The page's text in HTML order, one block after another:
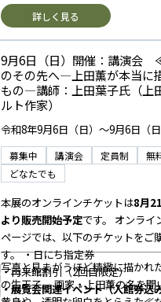
□チケットは「入館券＋図録付き
券付き参加券）（一般／学生）
向けの「図録付き参加券のみ」「
ございます。ご購入の際はお間違
注意ください。
□第2回目（9月19日）のみ、「図
と「図録なし参加券」をご用意し
日朝9時を過ぎますとご購入後の券
ませんので、当日ご購入の際はお
うご注意ください。
□「入館料込み」には、提携館割
適用されません。
□本券は1枚につき1名様・1回限
□チケットの転売は禁止いたしま
□無料入館者は受付時に会員証・
株主優待券などの該当する証明書
示・ご提出ください。
・障がい者手帳をお持ちの方（本
名）
・招待券（株主優待券を含む）を
・中学生以下の方
＊小・中学生の方は、必ず保護者
す／保護者のチケット購入が必要
項＞
□本イベントは 事前予約制です。
た日時・イベント以外での入館や
振替はできませんので、あらかじ
い。
□チケットは「入館券付き参加券
生）と無料入館者向けの「参加券
がございます。ご購入の際、お間
ご注意ください。
□「入館料付き」には、提携館割
適用されません。
詳しく見る
9月6日（日）開催：講演会
のその先へ―上田薫が本当に
もの―講師：上田葉子氏（上
ルト作家）
令和8年9月6日（日）～9月6日（日
募集中 講演会 定員制 無
どなたでも
本展のオンラインチケットは8月
より販売開始予定です。
オンライ
ページでは、以下のチケットをご
す。・日にち指定券
・再来館割引（2回目限定）
・展覧会関連イベント（入館券込
写真と見まがうほど精緻に描かれ
の生玉子。画家・上田薫の名を聞